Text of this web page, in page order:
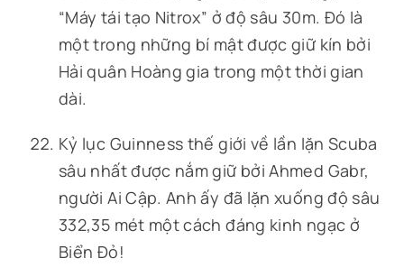
“Máy tái tạo Nitrox” ở độ sâu 30m. Đó là
một trong những bí mật được giữ kín bởi
Hải quân Hoàng gia trong một thời gian
dài.
Kỷ lục Guinness thế giới về lần lặn Scuba
sâu nhất được nắm giữ bởi Ahmed Gabr,
người Ai Cập. Anh ấy đã lặn xuống độ sâu
332,35 mét một cách đáng kinh ngạc ở
Biển Đỏ!